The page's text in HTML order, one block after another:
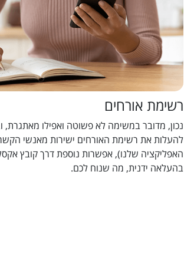
רשימת אורחים
נכון, מדובר במשימה לא פשוטה ואפילו מאתגרת,
להעלות את רשימת האורחים ישירות מאנשי
האפליקציה שלנו), אפשרות נוספת דרך קובץ
בהעלאה ידנית, מה שנוח לכם.